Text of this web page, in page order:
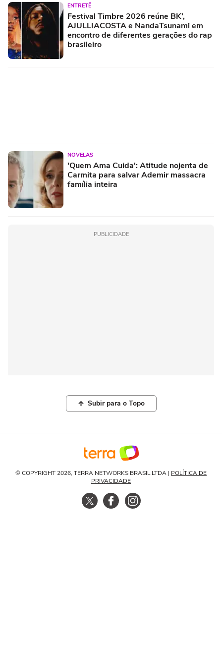
ENTRETÊ
Festival Timbre 2026 reúne BK’,
AJULLIACOSTA e NandaTsunami em
encontro de diferentes gerações do rap
brasileiro
NOVELAS
'Quem Ama Cuida': Atitude nojenta de
Carmita para salvar Ademir massacra
família inteira
PUBLICIDADE
Subir para o Topo
© COPYRIGHT 2026, TERRA NETWORKS BRASIL LTDA | POLÍTICA DE
PRIVACIDADE